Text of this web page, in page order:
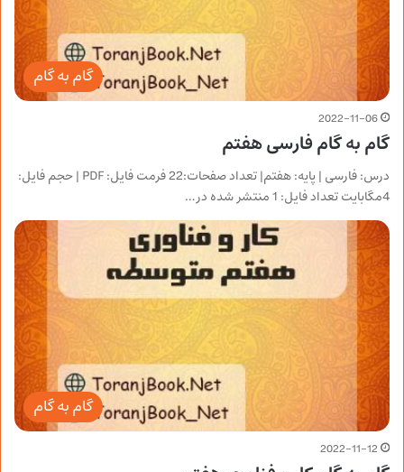
گام به گام
2022-11-06
گام به گام فارسی هفتم
درس: فارسی | پایه: هفتم| تعداد صفحات:22 فرمت فایل: PDF | حجم فایل:
4مگابایت تعداد فایل: 1 منتشر شده در…
گام به گام
2022-11-12